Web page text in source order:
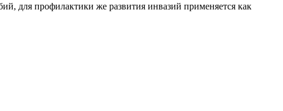
для профилактики же развития инвазий применяется как